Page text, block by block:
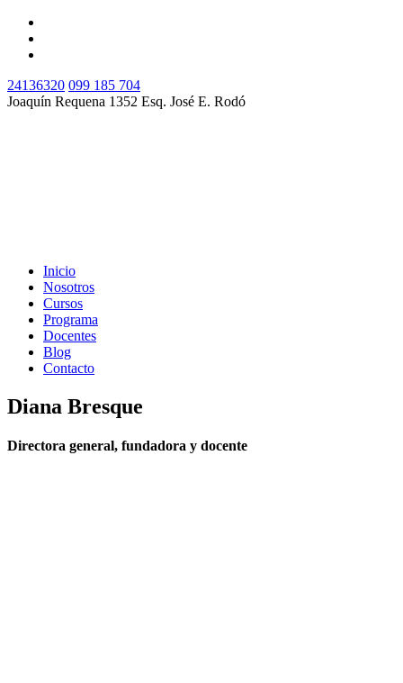
24136320 099 185 704
Joaquín Requena 1352 Esq. José E. Rodó
Inicio
Nosotros
Cursos
Programa
Docentes
Blog
Contacto
Diana Bresque
Directora general, fundadora y docente